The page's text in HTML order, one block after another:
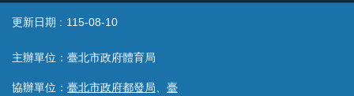
更新日期 115-08-10
主辦單位：臺北市政府體育局
協辦單位： 臺北市政府都發局
臺